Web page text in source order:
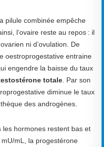
pilule combinée empêche
l’ovaire reste au repos : il
ni d’ovulation. De
oestroprogestative entraine
engendre la baisse du taux
totale . Par son
diminue le taux
des androgènes.
les hormones restent bas et
mL, la progestérone